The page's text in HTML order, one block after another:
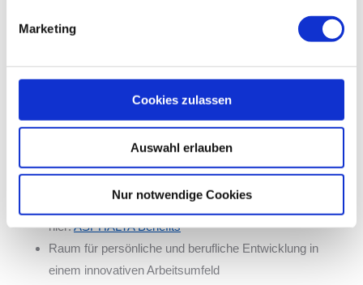
Marketing
Cookies zulassen
Auswahl erlauben
Nur notwendige Cookies
Selbstständige und strukturierte Arbeitsweise sowie
Kenntnisse im Umgang mit den einschlägigen EDV-
Card/1), AVA-Software)
Sehr gute Teamfähigkeit, Flexibilität,
Durchsetzungsvermögen sowie verhandlungssicheres
Deutsch in Wort und Schrift.
Wir bieten:
Zahlreiche Mitarbeitervorteile, eine Übersicht finden Sie
hier:ASPHALTA Benefits
Raum für persönliche und berufliche Entwicklung in
einem innovativen Arbeitsumfeld